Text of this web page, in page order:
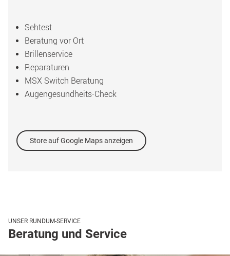
Sehtest
Beratung vor Ort
Brillenservice
Reparaturen
MSX Switch Beratung
Augengesundheits-Check
Store auf Google Maps anzeigen
UNSER RUNDUM-SERVICE
Beratung und Service